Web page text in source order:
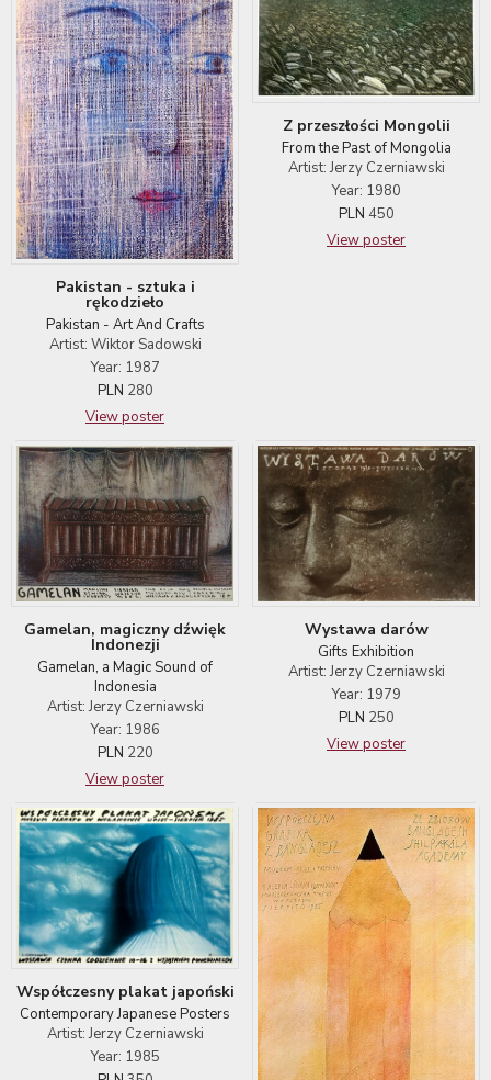
Pakistan - sztuka i
rękodzieło
Pakistan - Art And Crafts
Artist: Wiktor Sadowski
Year: 1987
PLN 280
View poster
Z przeszłości Mongolii
From the Past of Mongolia
Artist: Jerzy Czerniawski
Year: 1980
PLN 450
View poster
Gamelan, magiczny dźwięk
Indonezji
Gamelan, a Magic Sound of
Indonesia
Artist: Jerzy Czerniawski
Year: 1986
PLN 220
View poster
Wystawa darów
Gifts Exhibition
Artist: Jerzy Czerniawski
Year: 1979
PLN 250
View poster
Współczesny plakat japoński
Contemporary Japanese Posters
Artist: Jerzy Czerniawski
Year: 1985